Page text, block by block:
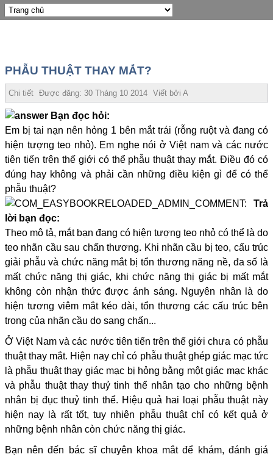
PHẪU THUẬT THAY MẮT?
Chi tiết Được đăng: 30 Tháng 10 2014 Viết bởi Admin
Bạn đọc hỏi:
Em bị tai nạn nên hỏng 1 bên mắt trái (rỗng ruột và đang có
hiện tượng teo nhỏ). Em nghe nói ở Việt nam và các nước
tiên tiến trên thế giới có thể phẫu thuật thay mắt. Điều đó có
đúng hay không và phải cần những điều kiện gì để có thể
phẫu thuật?
Trả
lời bạn đọc:
Theo mô tả, mắt bạn đang có hiện tượng teo nhỏ có thể là do
teo nhãn cầu sau chấn thương. Khi nhãn cầu bị teo, cấu trúc
giải phẫu và chức năng mắt bị tổn thương năng nề, đa số là
mất chức năng thị giác, khi chức năng thị giác bị mất mắt
không còn nhận thức được ánh sáng. Nguyên nhân là do
hiện tương viêm mắt kéo dài, tổn thương các cấu trúc bên
trong của nhãn cầu do sang chấn...
Ở Việt Nam và các nước tiên tiến trên thế giới chưa có phẫu
thuật thay mắt. Hiện nay chỉ có phẫu thuật ghép giác mạc tức
là phẫu thuật thay giác mạc bị hỏng bằng một giác mạc khác
và phẫu thuật thay thuỷ tinh thể nhân tạo cho những bệnh
nhân bị đục thuỷ tinh thể. Hiệu quả hai loại phẫu thuật này
hiện nay là rất tốt, tuy nhiên phẫu thuật chỉ có kết quả ở
những bệnh nhân còn chức năng thị giác.
Bạn nên đến bác sĩ chuyên khoa mắt để khám, đánh giá